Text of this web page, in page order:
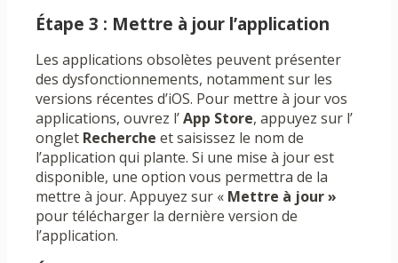
Étape 3 : Mettre à jour l’application
Les applications obsolètes peuvent présenter
des dysfonctionnements, notamment sur les
versions récentes d’iOS. Pour mettre à jour vos
applications, ouvrez l’App Store, appuyez sur l’
onglet Recherche et saisissez le nom de
l’application qui plante. Si une mise à jour est
disponible, une option vous permettra de la
mettre à jour. Appuyez sur « Mettre à jour »
pour télécharger la dernière version de
l’application.